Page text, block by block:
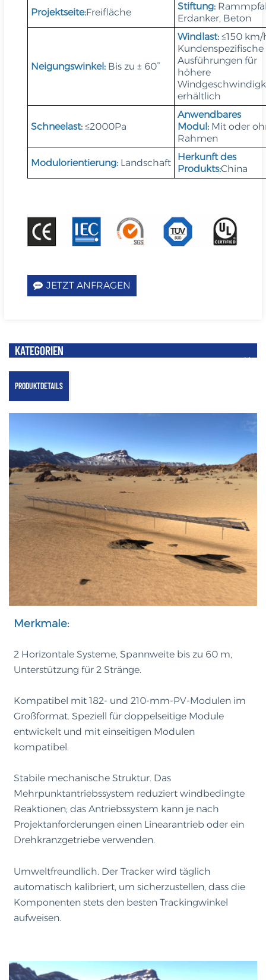
Projektseite:Freifläche
Stiftung:
Erdanker, Beton
Neigungswinkel: Bis zu ± 60°
Windlast: ≤150 km/
Kundenspezifische
Ausführungen für
höhere
erhältlich
Schneelast: ≤2000Pa
Anwendbares
Modul: Mit oder
Rahmen
Modulorientierung: Landschaft
Herkunft des
Produkts:China
JETZT ANFRAGEN
KATEGORIEN
PRODUKTDETAILS
Merkmale:
2 Horizontale Systeme, Spannweite bis zu 60 m,
Unterstützung für 2 Stränge.
Kompatibel mit 182- und 210-mm-PV-Modulen im
Großformat. Speziell für doppelseitige Module
entwickelt und mit einseitigen Modulen
kompatibel.
Stabile mechanische Struktur. Das
Mehrpunktantriebssystem reduziert windbedingte
Reaktionen; das Antriebssystem kann je nach
Projektanforderungen einen Linearantrieb oder ein
Drehkranzgetriebe verwenden.
Umweltfreundlich. Der Tracker wird täglich
automatisch kalibriert, um sicherzustellen, dass die
Komponenten stets den besten Trackingwinkel
aufweisen.